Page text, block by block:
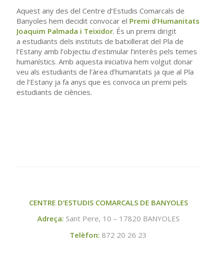
Aquest any des del Centre d’Estudis Comarcals de
Banyoles hem decidit convocar el Premi d’Humanitats
Joaquim Palmada i Teixidor. És un premi dirigit
a estudiants dels instituts de batxillerat del Pla de
l’Estany amb l’objectiu d’estimular l’interès pels temes
humanístics. Amb aquesta iniciativa hem volgut donar
veu als estudiants de l’àrea d’humanitats ja que al Pla
de l’Estany ja fa anys que es convoca un premi pels
estudiants de ciències.
CENTRE D’ESTUDIS COMARCALS DE BANYOLES
Adreça: Sant Pere, 10 – 17820 BANYOLES
Telèfon: 872 20 26 23